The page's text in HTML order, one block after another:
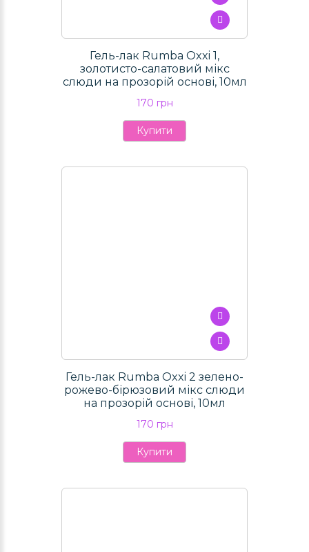
Гель-лак Rumba Oxxi 1,
золотисто-салатовий мікс
слюди на прозорій основі, 10мл
170 грн
Купити
Гель-лак Rumba Oxxi 2 зелено-
рожево-бірюзовий мікс слюди
на прозорій основі, 10мл
170 грн
Купити